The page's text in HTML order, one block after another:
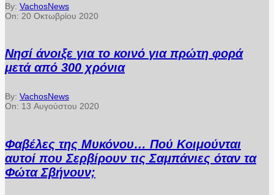
By: VachosNews
On: 20 Οκτωβρίου 2020
Νησί άνοιξε για το κοινό για πρώτη φορά
μετά από 300 χρόνια
By: VachosNews
On: 13 Αυγούστου 2020
Φαβέλες της Μυκόνου… Πού Κοιμούνται
αυτοί που Σερβίρουν τις Σαμπάνιες όταν τα
Φώτα Σβήνουν;